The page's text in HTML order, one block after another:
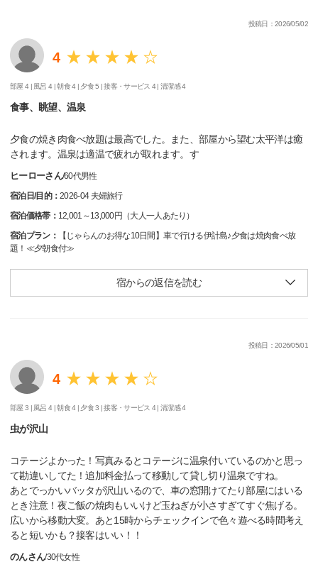
投稿日：2026/05/02
4
部屋 4 | 風呂 4 |朝食 4 | 夕食 5 |接客・サービス 4 |清潔感 4
食事、眺望、温泉
夕食の焼き肉食べ放題は最高でした。また、部屋から望む太平洋は癒
されます。温泉は適温で疲れが取れます。す
ヒーローさん/60代男性
宿泊日/目的：2026-04 夫婦旅行
宿泊価格帯： 12,001～13,000円（大人一人あたり）
宿泊プラン：
【じゃらんのお得な10日間】車で行ける伊計島♪夕食は焼肉食べ放
題！≪夕朝食付≫
宿からの返信を読む
投稿日：2026/05/01
4
部屋 3 | 風呂 4 |朝食 4 | 夕食 3 |接客・サービス 4 |清潔感 4
虫が沢山
コテージよかった！写真みるとコテージに温泉付いているのかと思っ
て勘違いしてた！追加料金払って移動して貸し切り温泉ですね。
あとでっかいバッタが沢山いるので、車の窓開けてたり部屋にはいる
とき注意！夜ご飯の焼肉もいいけど玉ねぎが小さすぎてすぐ焦げる。
広いから移動大変。あと15時からチェックインで色々遊べる時間考え
ると短いかも？接客はいい！！
のんさん/30代女性